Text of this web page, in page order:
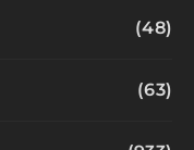
(48)
(63)